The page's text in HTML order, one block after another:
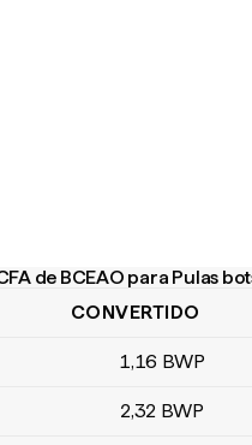
de BCEAO para Pulas
de BCEAO para Pulas
CONVERTIDO
1,16 BWP
2,32 BWP